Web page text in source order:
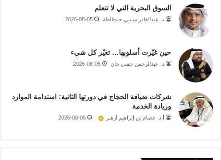
السوق البحرية التي لا تتعلم
د. عبدالقادر سامي حنبظاظة 2026-08-05
حين غيّرت أسلوبها… تغيّر كل شيء
د. عبدالرحمن حسن جان 2026-08-05
شركات ضيافة الحجاج في دورتها الثانية: استدامة الموارد
وريادة الخدمة
أ.د. عصام بن إبراهيم أزهـر 2026-08-05